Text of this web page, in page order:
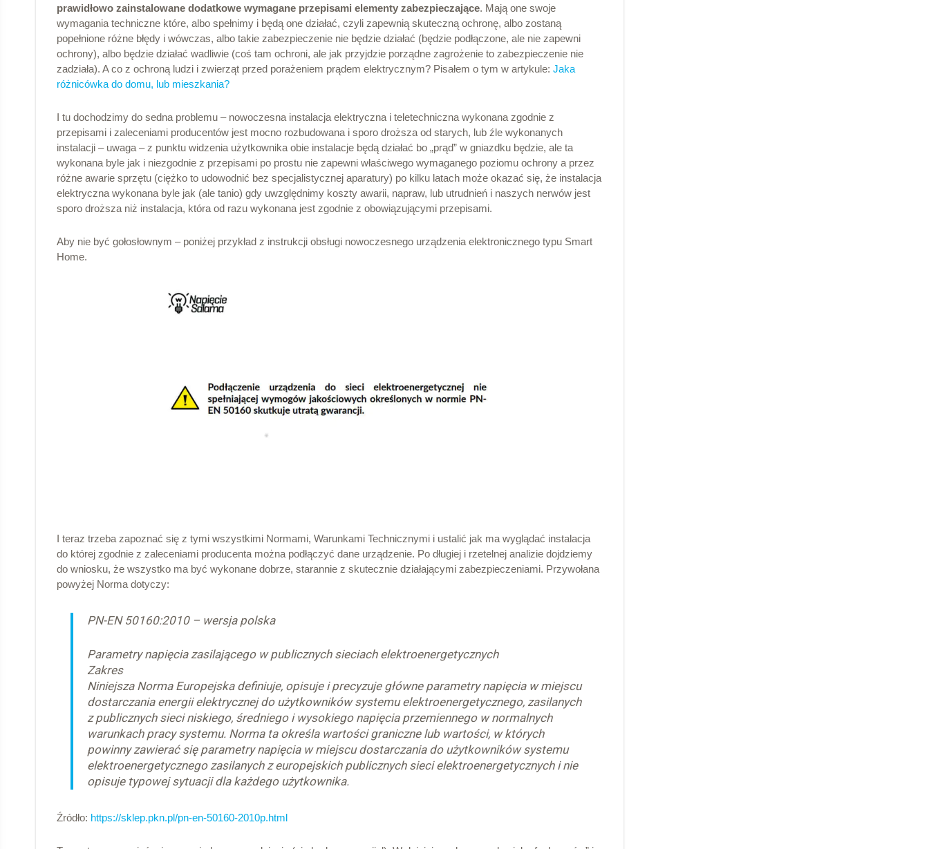
prawidłowo zainstalowane dodatkowe wymagane przepisami elementy zabezpieczające. Mają one swoje
wymagania techniczne które, albo spełnimy i będą one działać, czyli zapewnią skuteczną ochronę, albo zostaną
popełnione różne błędy i wówczas, albo takie zabezpieczenie nie będzie działać (będzie podłączone, ale nie zapewni
ochrony), albo będzie działać wadliwie (coś tam ochroni, ale jak przyjdzie porządne zagrożenie to zabezpieczenie nie
zadziała). A co z ochroną ludzi i zwierząt przed porażeniem prądem elektrycznym? Pisałem o tym w artykule: Jaka
różnicówka do domu, lub mieszkania?
I tu dochodzimy do sedna problemu – nowoczesna instalacja elektryczna i teletechniczna wykonana zgodnie z
przepisami i zaleceniami producentów jest mocno rozbudowana i sporo droższa od starych, lub źle wykonanych
instalacji – uwaga – z punktu widzenia użytkownika obie instalacje będą działać bo „prąd” w gniazdku będzie, ale ta
wykonana byle jak i niezgodnie z przepisami po prostu nie zapewni właściwego wymaganego poziomu ochrony a przez
różne awarie sprzętu (ciężko to udowodnić bez specjalistycznej aparatury) po kilku latach może okazać się, że instalacja
elektryczna wykonana byle jak (ale tanio) gdy uwzględnimy koszty awarii, napraw, lub utrudnień i naszych nerwów jest
sporo droższa niż instalacja, która od razu wykonana jest zgodnie z obowiązującymi przepisami.
Aby nie być gołosłownym – poniżej przykład z instrukcji obsługi nowoczesnego urządzenia elektronicznego typu Smart
Home.
I teraz trzeba zapoznać się z tymi wszystkimi Normami, Warunkami Technicznymi i ustalić jak ma wyglądać instalacja
do której zgodnie z zaleceniami producenta można podłączyć dane urządzenie. Po długiej i rzetelnej analizie dojdziemy
do wniosku, że wszystko ma być wykonane dobrze, starannie z skutecznie działającymi zabezpieczeniami. Przywołana
powyżej Norma dotyczy:
PN-EN 50160:2010 – wersja polska
Parametry napięcia zasilającego w publicznych sieciach elektroenergetycznych
Zakres
Niniejsza Norma Europejska definiuje, opisuje i precyzuje główne parametry napięcia w miejscu
dostarczania energii elektrycznej do użytkowników systemu elektroenergetycznego, zasilanych
z publicznych sieci niskiego, średniego i wysokiego napięcia przemiennego w normalnych
warunkach pracy systemu. Norma ta określa wartości graniczne lub wartości, w których
powinny zawierać się parametry napięcia w miejscu dostarczania do użytkowników systemu
elektroenergetycznego zasilanych z europejskich publicznych sieci elektroenergetycznych i nie
opisuje typowej sytuacji dla każdego użytkownika.
Źródło: https://sklep.pkn.pl/pn-en-50160-2010p.html